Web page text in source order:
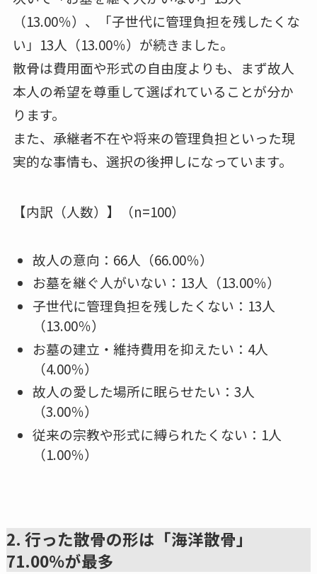
（13.00％）、「子世代に管理負担を残したくな
い」13人（13.00％）が続きました。
散骨は費用面や形式の自由度よりも、まず故人
本人の希望を尊重して選ばれていることが分か
ります。
また、承継者不在や将来の管理負担といった現
実的な事情も、選択の後押しになっています。
【内訳（人数）】（n=100）
故人の意向：66人（66.00％）
お墓を継ぐ人がいない：13人（13.00％）
子世代に管理負担を残したくない：13人
（13.00％）
お墓の建立・維持費用を抑えたい：4人
（4.00％）
故人の愛した場所に眠らせたい：3人
（3.00％）
従来の宗教や形式に縛られたくない：1人
（1.00％）
2. 行った散骨の形は「海洋散骨」
71.00％が最多